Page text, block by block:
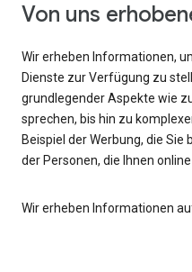
Von uns
Wir erheben Informationen,
Dienste zur Verfügung zu
grundlegender Aspekte wie
sprechen, bis hin zu
Beispiel der Werbung, die
der Personen, die Ihnen
Wir erheben Informationen